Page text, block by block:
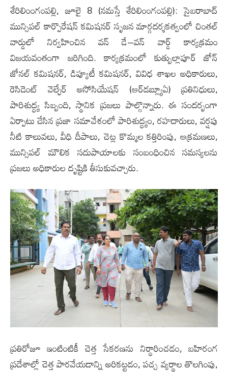
శేరిలింంగంప‌ల్లి, జూలై 8 (న‌మ‌స్తే శేరిలింంగంప‌ల్లి): సైబరాబాద్
మున్సిపల్ కార్పొరేషన్ కమిషనర్ సృజ‌న మార్గదర్శకత్వంలో చింతల్
వార్డులో నిర్వహించిన వన్ డే–వన్ వార్డ్ కార్యక్రమం
విజయవంతంగా జరిగింది. కార్యక్రమంలో కుత్బుల్లాపూర్ జోన్
జోనల్ కమిషనర్, డిప్యూటీ కమిషనర్, వివిధ శాఖల అధికారులు,
రెసిడెంట్ వెల్ఫేర్ అసోసియేషన్ (ఆర్‌డబ్ల్యూఏ) ప్రతినిధులు,
పారిశుద్ధ్య సిబ్బంది, స్థానిక ప్రజలు పాల్గొన్నారు. ఈ సందర్భంగా
ఏర్పాటు చేసిన ప్రజా సమావేశంలో పారిశుద్ధ్యం, రహదారులు, వర్షపు
నీటి కాలువలు, వీధి దీపాలు, చెట్ల కొమ్మల కత్తిరింపు, ఆక్రమణలు,
మున్సిపల్ మౌలిక సదుపాయాలకు సంబంధించిన సమస్యలను
ప్రజలు అధికారుల దృష్టికి తీసుకువచ్చారు.
ప్రతిరోజూ ఇంటింటికీ చెత్త సేకరణను నిర్ధారించడం, బహిరంగ
ప్రదేశాల్లో చెత్త పారవేయడాన్ని అరికట్టడం, పచ్చ వ్యర్థాల తొలగింపు,